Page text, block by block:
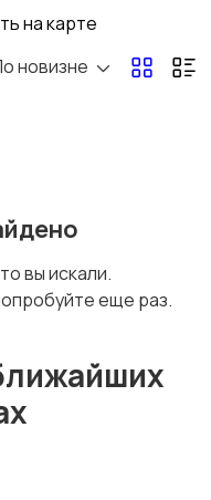
Купание
на карте
новизне
вы искали.
еще раз.